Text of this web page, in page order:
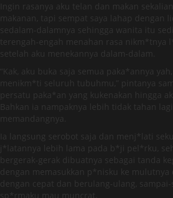
Ingin rasanya aku telan dan makan
makanan, tapi sempat saya lahap dengan
sedalam-dalamnya sehingga wanita itu
terengah-engah menahan rasa nikm*tnya
setelah aku menekannya dalam-dalam.
“Kak, aku buka saja semua paka*annya
menikm*ti seluruh tubuhmu,” pintanya
persatu paka*an yang kukenakan hingga
Bahkan ia nampaknya lebih tidak tahan lagi
memandangnya.
Ia langsung serobot saja dan menj*lati
j*latannya lebih lama pada b*ji pel*rku,
bergerak-gerak dibuatnya sebagai tanda
dengan memasukkan p*nisku ke mulutnya
dengan cepat dan berulang-ulang, sampai-
sp*rmaku mau muncrat.